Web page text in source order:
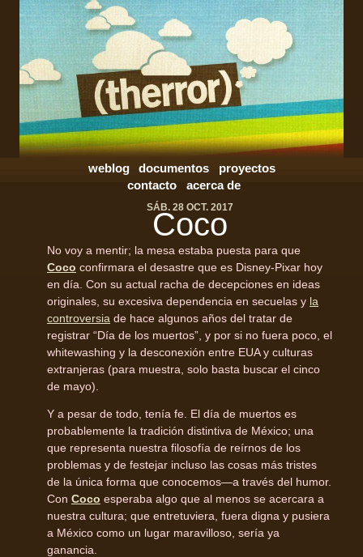
weblog documentos
proyectos
contacto
acerca de
SÁB. 28 OCT. 2017
Coco
No voy a mentir; la mesa estaba puesta para que
Coco confirmara el desastre que es Disney-Pixar hoy
en día. Con su actual racha de decepciones en ideas
originales, su excesiva dependencia en secuelas y la
controversia de hace algunos años del tratar de
registrar “Día de los muertos”, y por si no fuera poco, el
whitewashing y la desconexión entre EUA y culturas
extranjeras (para muestra, solo basta buscar el cinco
de mayo).
Y a pesar de todo, tenía fe. El día de muertos es
probablemente la tradición distintiva de México; una
que representa nuestra filosofía de reírnos de los
problemas y de festejar incluso las cosas más tristes
de la única forma que conocemos—a través del humor.
Con Coco esperaba algo que al menos se acercara a
nuestra cultura; que entretuviera, fuera digna y pusiera
a México como un lugar maravilloso, sería ya
ganancia.